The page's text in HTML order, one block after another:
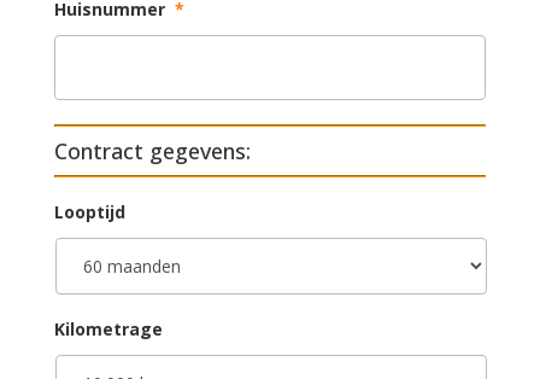
Huisnummer *
Contract gegevens:
Looptijd
Kilometrage